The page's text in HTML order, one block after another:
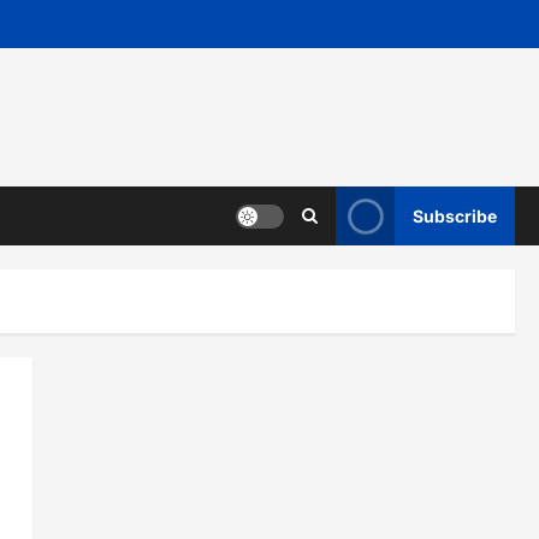
Subscribe